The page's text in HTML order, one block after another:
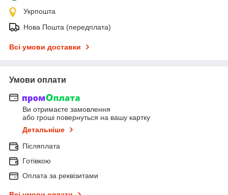
Укрпошта
Нова Пошта (передплата)
Всі умови доставки
Умови оплати
Ви отримаєте замовлення
або гроші повернуться на вашу картку
Детальніше
Післяплата
Готівкою
Оплата за реквізитами